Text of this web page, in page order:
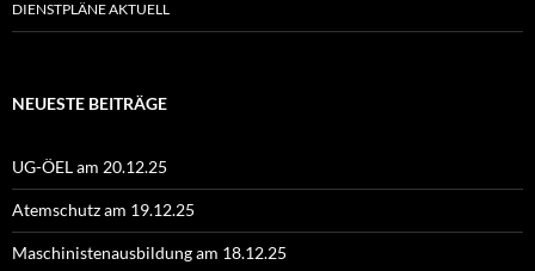
DIENSTPLÄNE AKTUELL
NEUESTE BEITRÄGE
UG-ÖEL am 20.12.25
Atemschutz am 19.12.25
Maschinistenausbildung am 18.12.25